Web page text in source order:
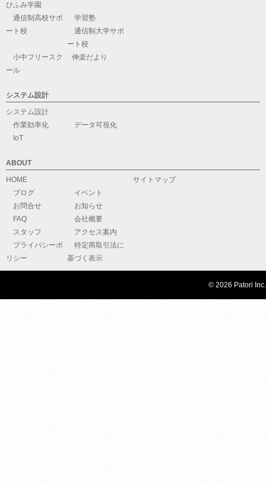
ひふみ学園
通信制高校サポ
ート校
学習塾
通信制大学サポ
ート校
小中フリースク
ール
伸楽だより
システム設計
システム設計
作業効率化
データ可視化
IoT
ABOUT
HOME
ブログ
イベント
お問合せ
お知らせ
FAQ
会社概要
スタッフ
アクセス案内
プライバシーポ
リシー
特定商取引法に
基づく表示
サイトマップ
© 2026 Patori Inc.